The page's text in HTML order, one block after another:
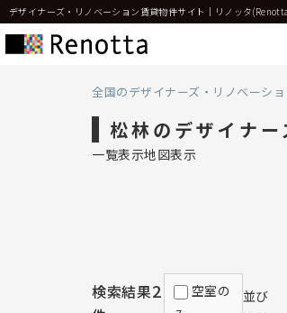
デザイナーズ・リノベーション賃貸物件サイト｜リノッタ
全国のデザイナーズ・リノベーシ
松林のデザイナ
一覧表示地図表示
検索結果2
空室の
並び